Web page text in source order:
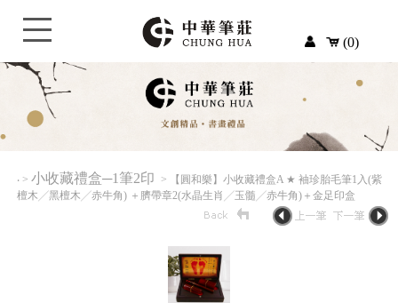
(0)
‧ > 小收藏禮盒─1筆2印
> 【圓和樂】小收藏禮盒A ★ 袖珍胎毛筆1入(紫
檀木╱黑檀木╱赤牛角) ＋臍帶章2(水晶生肖╱玉髓╱赤牛角)＋金足印盒